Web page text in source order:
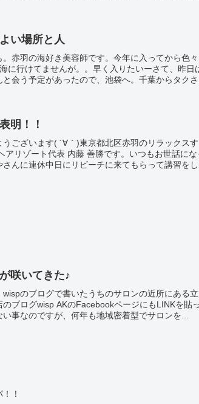
い場所と人
。赤羽の海好き美容師です。今年に入ってから色
に行けてませんが。。早く入りたいーさて、昨
と会う予定があったので、池袋へ。千葉からタクさ
明！！
うございます( ´∀｀)東京都北区赤羽のリラックス
アリゾート代表 内藤 善勝です。いつもお世話に
さんに連休中日にリビーチに来てもらって講習を
咲いてきた♪
wispのブログで書いたうちのサロンの近所にある
のブログwisp AKのFacebookページにもLINKを貼
い事なのですが、何年も地域密着型でサロンを...
！